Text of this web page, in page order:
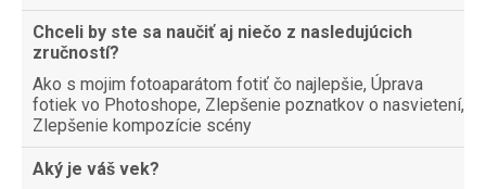
Chceli by ste sa naučiť aj niečo z nasledujúcich
zručností?
Ako s mojim fotoaparátom fotiť čo najlepšie, Úprava
fotiek vo Photoshope, Zlepšenie poznatkov o nasvietení,
Zlepšenie kompozície scény
Aký je váš vek?